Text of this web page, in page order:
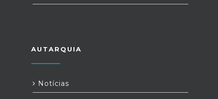
AUTARQUIA
Notícias